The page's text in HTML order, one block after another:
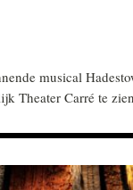
musical
Theater Carré te